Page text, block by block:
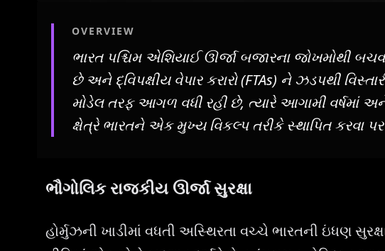
OVERVIEW
ભારત પશ્ચિમ એશિયાઈ ઊર્જા બજારના જોખમોથી
છે અને દ્વિપક્ષીય વેપાર કરારો (FTAs) ને ઝડપથી
મોડેલ તરફ આગળ વધી રહી છે, ત્યારે આગામી વર્ષમાં
ક્ષેત્રે ભારતને એક મુખ્ય વિકલ્પ તરીકે સ્થાપિત કરવા
ભૌગોલિક રાજકીય ઊર્જા સુરક્ષા
હોર્મુઝની ખાડીમાં વધતી અસ્થિરતા વચ્ચે ભારતની ઇંધણ